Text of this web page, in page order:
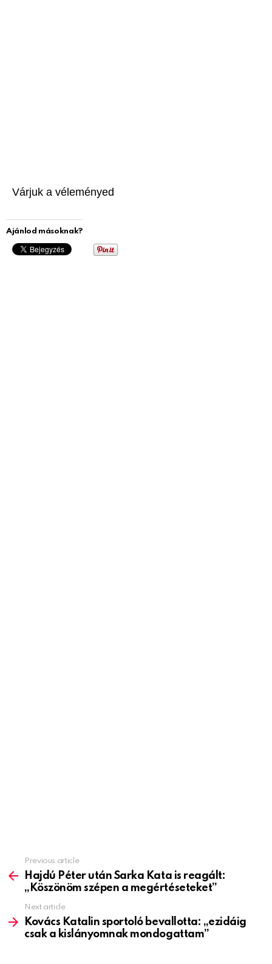
Várjuk a véleményed
Ajánlod másoknak?
more
Previous article
Hajdú Péter után Sarka Kata is reagált:
„Köszönöm szépen a megértéseteket”
Next article
Kovács Katalin sportoló bevallotta: „ezidáig
csak a kislányomnak mondogattam”